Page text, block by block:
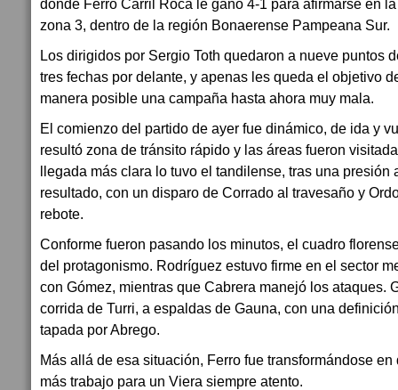
donde Ferro Carril Roca le ganó 4-1 para afirmarse en
zona 3, dentro de la región Bonaerense Pampeana Sur.
Los dirigidos por Sergio Toth quedaron a nueve puntos
tres fechas por delante, y apenas les queda el objetivo
manera posible una campaña hasta ahora muy mala.
El comienzo del partido de ayer fue dinámico, de ida y
resultó zona de tránsito rápido y las áreas fueron
llegada más clara lo tuvo el tandilense, tras una presión
resultado, con un disparo de Corrado al travesaño y
rebote.
Conforme fueron pasando los minutos, el cuadro
del protagonismo. Rodríguez estuvo firme en el sector
con Gómez, mientras que Cabrera manejó los ataques.
corrida de Turri, a espaldas de Gauna, con una
tapada por Abrego.
Más allá de esa situación, Ferro fue transformándose
más trabajo para un Viera siempre atento.